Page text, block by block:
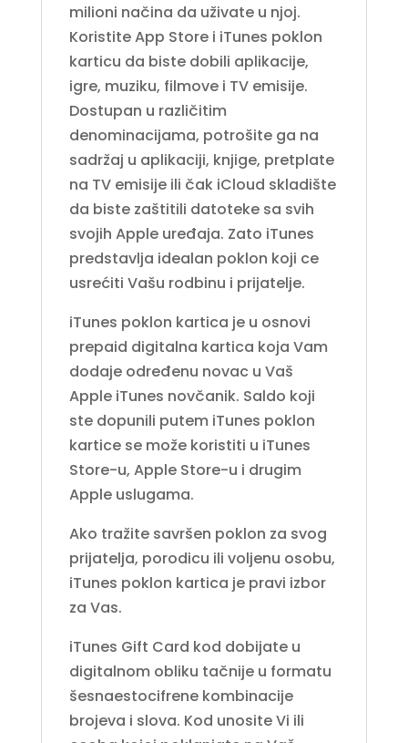
milioni načina da uživate u njoj.
Koristite App Store i iTunes poklon
karticu da biste dobili aplikacije,
igre, muziku, filmove i TV emisije.
Dostupan u različitim
denominacijama, potrošite ga na
sadržaj u aplikaciji, knjige, pretplate
na TV emisije ili čak iCloud skladište
da biste zaštitili datoteke sa svih
svojih Apple uređaja. Zato iTunes
predstavlja idealan poklon koji ce
usrećiti Vašu rodbinu i prijatelje.
iTunes poklon kartica je u osnovi
prepaid digitalna kartica koja Vam
dodaje određenu novac u Vaš
Apple iTunes novčanik. Saldo koji
ste dopunili putem iTunes poklon
kartice se može koristiti u iTunes
Store-u, Apple Store-u i drugim
Apple uslugama.
Ako tražite savršen poklon za svog
prijatelja, porodicu ili voljenu osobu,
iTunes poklon kartica je pravi izbor
za Vas.
iTunes Gift Card kod dobijate u
digitalnom obliku tačnije u formatu
šesnaestocifrene kombinacije
brojeva i slova. Kod unosite Vi ili